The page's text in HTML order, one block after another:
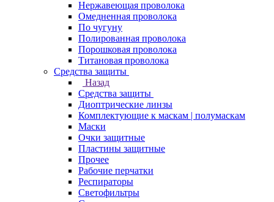
Нержавеющая проволока
Омедненная проволока
По чугуну
Полированная проволока
Порошковая проволока
Титановая проволока
Средства защиты
Назад
Средства защиты
Диоптрические линзы
Комплектующие к маскам | полумаскам
Маски
Очки защитные
Пластины защитные
Прочее
Рабочие перчатки
Респираторы
Светофильтры